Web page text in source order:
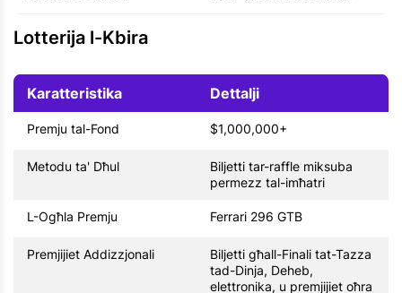
Lotterija l-Kbira
Karatteristika Dettalji
Premju tal-Fond $1,000,000+
Metodu ta' Dħul
Biljetti tar-raffle miksuba
permezz tal-imħatri
L-Ogħla Premju Ferrari 296 GTB
Premjijiet Addizzjonali
Biljetti għall-Finali tat-Tazza
tad-Dinja, Deheb,
elettronika, u premjijiet oħra